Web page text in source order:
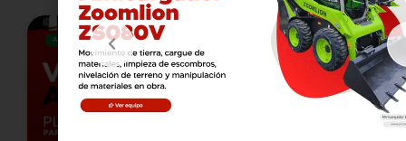
ALQUILER DE PLATAFORMAS ELEVADORAS